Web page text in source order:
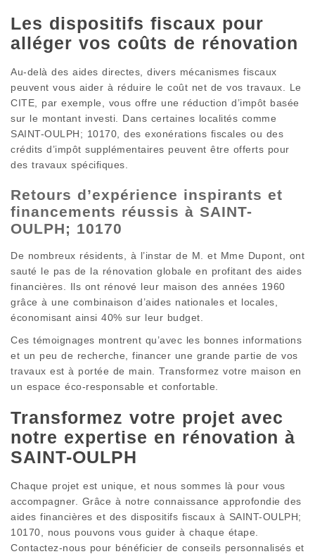
Les dispositifs fiscaux pour
alléger vos coûts de rénovation
Au-delà des aides directes, divers mécanismes fiscaux
peuvent vous aider à réduire le coût net de vos travaux. Le
CITE, par exemple, vous offre une réduction d’impôt basée
sur le montant investi. Dans certaines localités comme
SAINT-OULPH; 10170, des exonérations fiscales ou des
crédits d’impôt supplémentaires peuvent être offerts pour
des travaux spécifiques.
Retours d’expérience inspirants et
financements réussis à SAINT-
OULPH; 10170
De nombreux résidents, à l’instar de M. et Mme Dupont, ont
sauté le pas de la rénovation globale en profitant des aides
financières. Ils ont rénové leur maison des années 1960
grâce à une combinaison d’aides nationales et locales,
économisant ainsi 40% sur leur budget.
Ces témoignages montrent qu’avec les bonnes informations
et un peu de recherche, financer une grande partie de vos
travaux est à portée de main. Transformez votre maison en
un espace éco-responsable et confortable.
Transformez votre projet avec
notre expertise en rénovation à
SAINT-OULPH
Chaque projet est unique, et nous sommes là pour vous
accompagner. Grâce à notre connaissance approfondie des
aides financières et des dispositifs fiscaux à SAINT-OULPH;
10170, nous pouvons vous guider à chaque étape.
Contactez-nous pour bénéficier de conseils personnalisés et